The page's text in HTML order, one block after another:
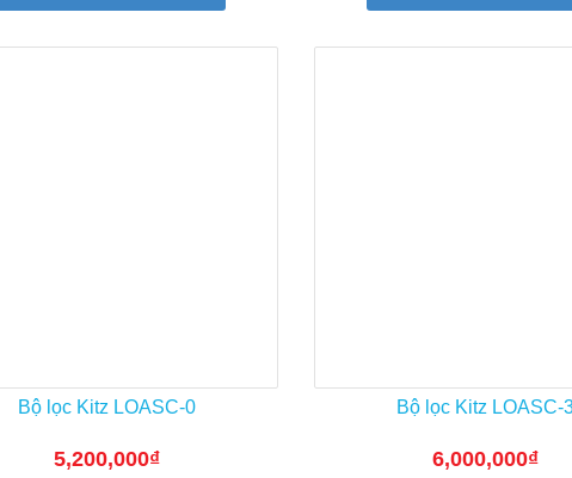
Bộ lọc Kitz LOASC-0
5,200,000₫
Bộ lọc Kitz LOASC-
6,000,000₫